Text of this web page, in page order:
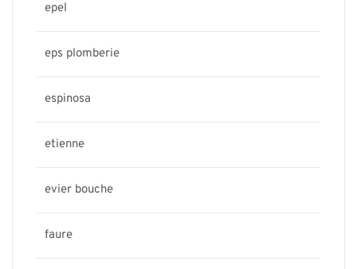
epel
eps plomberie
espinosa
etienne
evier bouche
faure